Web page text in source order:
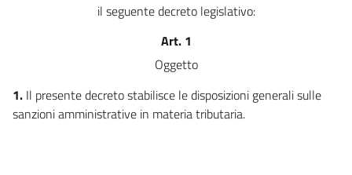
il seguente decreto legislativo:
Art. 1
Oggetto
1. Il presente decreto stabilisce le disposizioni generali sulle
sanzioni amministrative in materia tributaria.